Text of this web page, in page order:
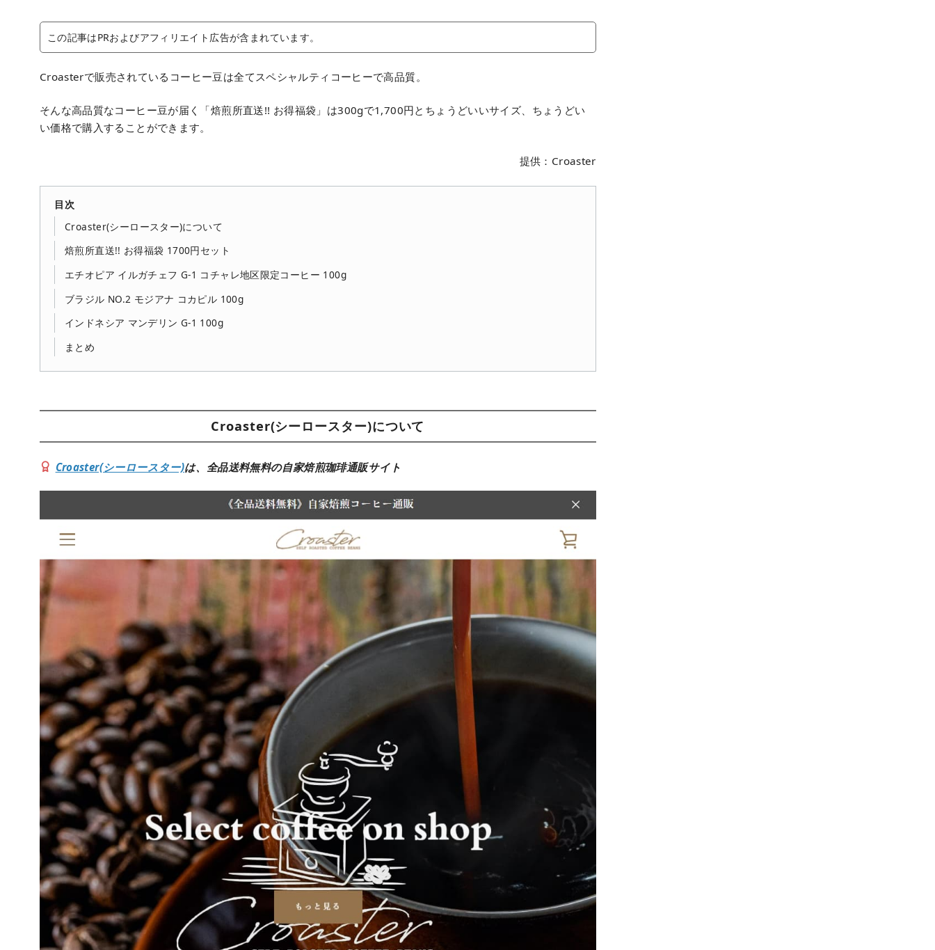
この記事はPRおよびアフィリエイト広告が含まれています。
Croasterで販売されているコーヒー豆は全てスペシャルティコーヒーで高品質。
そんな高品質なコーヒー豆が届く「焙煎所直送!! お得福袋」は300gで1,700円とちょうどいいサイズ、ちょうどい
い価格で購入することができます。
提供：Croaster
目次
Croaster(シーロースター)について
焙煎所直送!! お得福袋 1700円セット
エチオピア イルガチェフ G-1 コチャレ地区限定コーヒー 100g
ブラジル NO.2 モジアナ コカピル 100g
インドネシア マンデリン G-1 100g
まとめ
Croaster(シーロースター)について
Croaster(シーロースター)は、全品送料無料の自家焙煎珈琲通販サイト